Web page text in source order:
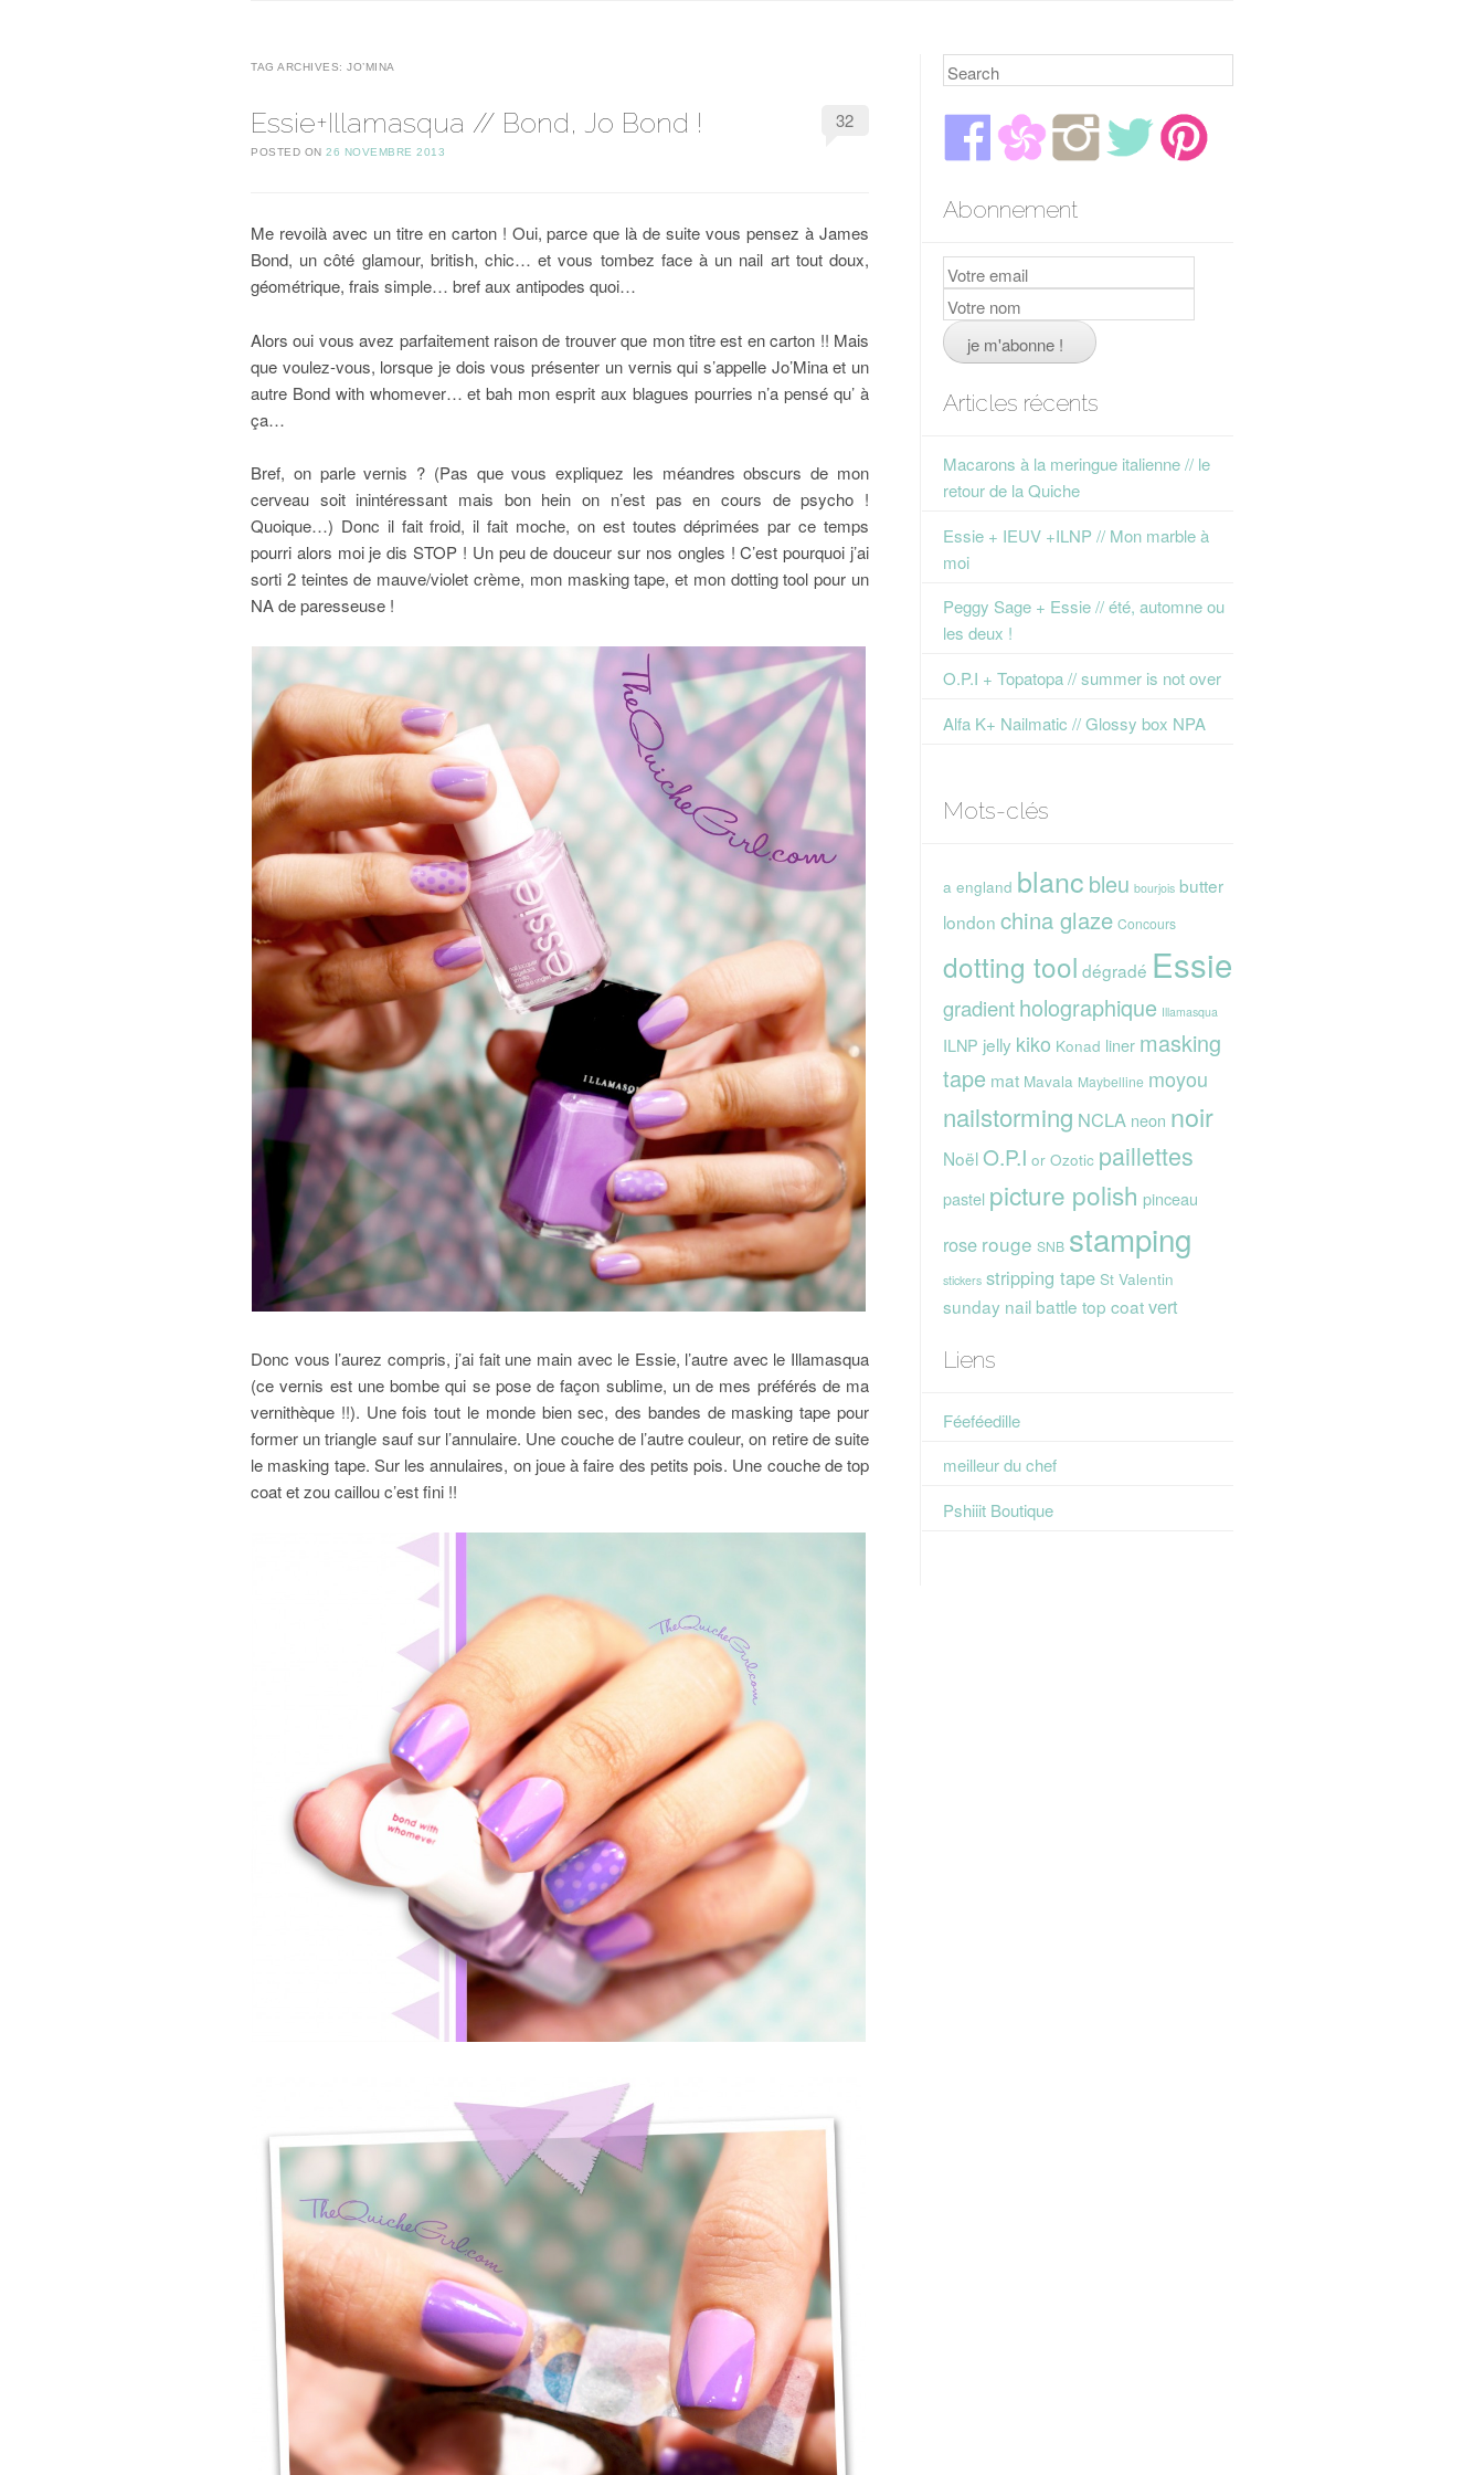
TAG ARCHIVES: JO’MINA
Essie+Illamasqua // Bond, Jo Bond !
POSTED ON 26 NOVEMBRE 2013
32
Me revoilà avec un titre en carton ! Oui, parce que là de suite vous pensez à James
Bond, un côté glamour, british, chic… et vous tombez face à un nail art tout doux,
géométrique, frais simple… bref aux antipodes quoi…
Alors oui vous avez parfaitement raison de trouver que mon titre est en carton !! Mais
que voulez-vous, lorsque je dois vous présenter un vernis qui s’appelle Jo’Mina et un
autre Bond with whomever… et bah mon esprit aux blagues pourries n’a pensé qu’ à
ça…
Bref, on parle vernis ? (Pas que vous expliquez les méandres obscurs de mon
cerveau soit inintéressant mais bon hein on n’est pas en cours de psycho !
Quoique…) Donc il fait froid, il fait moche, on est toutes déprimées par ce temps
pourri alors moi je dis STOP ! Un peu de douceur sur nos ongles ! C’est pourquoi j’ai
sorti 2 teintes de mauve/violet crème, mon masking tape, et mon dotting tool pour un
NA de paresseuse !
Donc vous l’aurez compris, j’ai fait une main avec le Essie, l’autre avec le Illamasqua
(ce vernis est une bombe qui se pose de façon sublime, un de mes préférés de ma
vernithèque !!). Une fois tout le monde bien sec, des bandes de masking tape pour
former un triangle sauf sur l’annulaire. Une couche de l’autre couleur, on retire de suite
le masking tape. Sur les annulaires, on joue à faire des petits pois. Une couche de top
coat et zou caillou c’est fini !!
Search
Abonnement
Articles récents
Macarons à la meringue italienne // le
retour de la Quiche
Essie + IEUV +ILNP // Mon marble à
moi
Peggy Sage + Essie // été, automne ou
les deux !
O.P.I + Topatopa // summer is not over
Alfa K+ Nailmatic // Glossy box NPA
Mots-clés
a england blanc bleu bourjois butter
london china glaze Concours
dotting tool dégradé Essie
gradientholographique Illamasqua
ILNP jelly kiko Konad liner masking
tape mat Mavala Maybelline moyou
nailstorming NCLA neon noir
NoëlO.P.I or Ozotic paillettes
pastel picture polish pinceau
rose rouge SNB stamping
stickers stripping tape St Valentin
sunday nail battle top coatvert
Liens
Féeféedille
meilleur du chef
Pshiiit Boutique